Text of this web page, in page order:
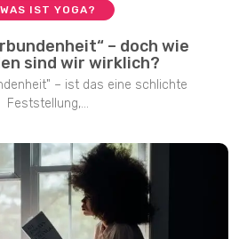
WAS IST YOGA?
– doch wie
sind wir wirklich?
– ist das eine schlichte
Feststellung,...